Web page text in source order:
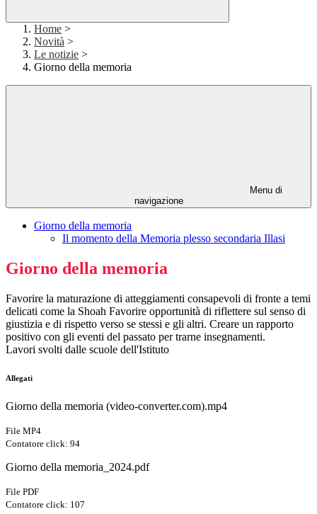
Home >
Novità >
Le notizie >
Giorno della memoria
Menu di
navigazione
Giorno della memoria
Il momento della Memoria plesso secondaria Illasi
Giorno della memoria
Favorire la maturazione di atteggiamenti consapevoli di fronte a temi
delicati come la Shoah Favorire opportunità di riflettere sul senso di
giustizia e di rispetto verso se stessi e gli altri. Creare un rapporto
positivo con gli eventi del passato per trarne insegnamenti.
Lavori svolti dalle scuole dell'Istituto
Allegati
Giorno della memoria (video-converter.com).mp4
File MP4
Contatore click: 94
Giorno della memoria_2024.pdf
File PDF
Contatore click: 107